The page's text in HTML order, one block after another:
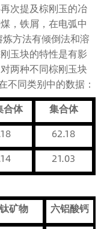
次提及棕刚玉的冶
，铁屑，在电弧中
方法有倾倒法和溶
玉块的特性是有影
两种不同棕刚玉块
不同类别中的数据：
合体
集合体
62.18
21.03
钛矿物
六铝酸钙